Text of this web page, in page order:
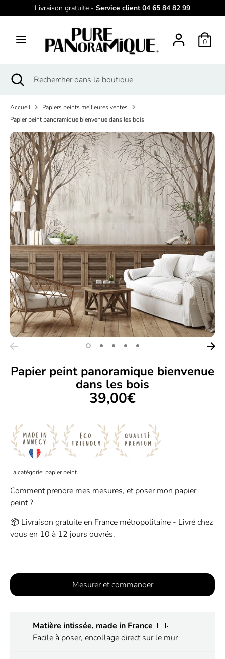
au
Livraison gratuite - Service client 04 65 84 82 99
0
L
a
g
u
e
RechercheRechercher
boutique
RechercheRechercher
boutique
Fermer
la
Accueil
Papiers peints meilleures ventes
Papier peint panoramique bienvenue dans les bois
Papier peint panoramique bienvenue
dans les bois
39,00€
La catégorie: papier peint
Comment prendre mes mesures, et poser mon papier
peint ?
📦 Livraison gratuite en France métropolitaine - Livré chez
vous en 10 à 12 jours ouvrés.
Mesurer et commander
Matière intissée, made in France 🇫🇷
Facile à poser, encollage direct sur le mur